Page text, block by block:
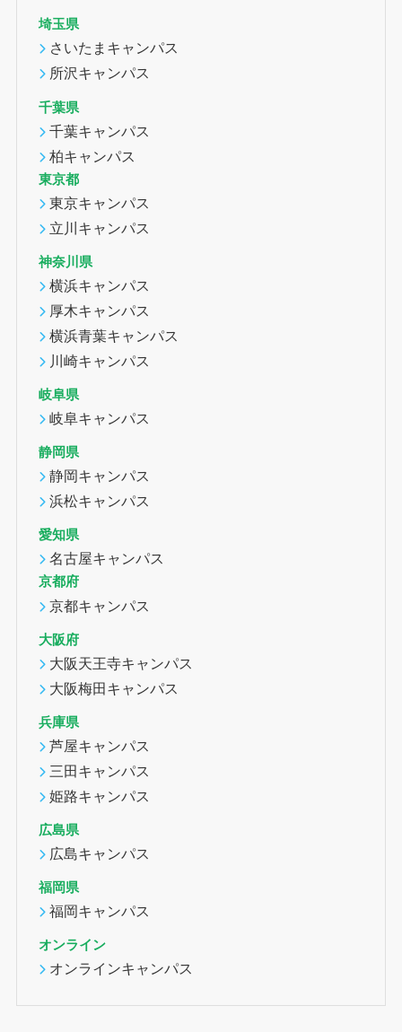
埼玉県
さいたまキャンパス
所沢キャンパス
千葉県
千葉キャンパス
柏キャンパス
東京都
東京キャンパス
立川キャンパス
神奈川県
横浜キャンパス
厚木キャンパス
横浜青葉キャンパス
川崎キャンパス
岐阜県
岐阜キャンパス
静岡県
静岡キャンパス
浜松キャンパス
愛知県
名古屋キャンパス
京都府
京都キャンパス
大阪府
大阪天王寺キャンパス
大阪梅田キャンパス
兵庫県
芦屋キャンパス
三田キャンパス
姫路キャンパス
広島県
広島キャンパス
福岡県
福岡キャンパス
オンライン
オンラインキャンパス